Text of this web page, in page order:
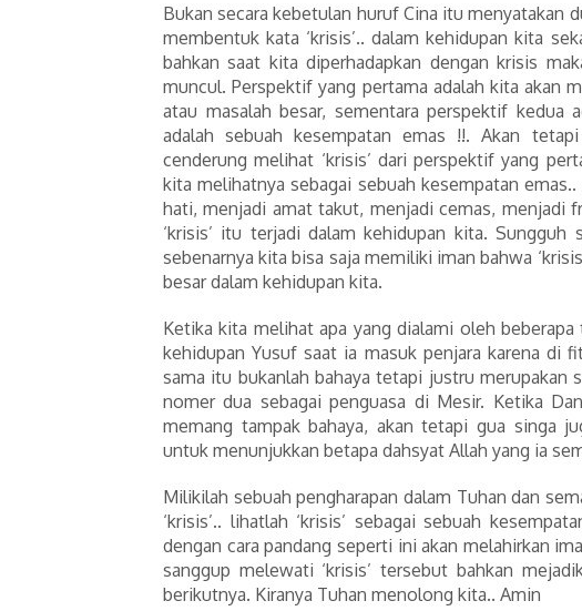
Bukan secara kebetulan huruf Cina itu menyatakan
membentuk kata ‘krisis’.. dalam kehidupan kita
bahkan saat kita diperhadapkan dengan krisis
muncul. Perspektif yang pertama adalah kita akan
atau masalah besar, sementara perspektif kedua
adalah sebuah kesempatan emas !!. Akan
cenderung melihat ‘krisis’ dari perspektif yang
kita melihatnya sebagai sebuah kesempatan
hati, menjadi amat takut, menjadi cemas, menjadi
‘krisis’ itu terjadi dalam kehidupan kita.
sebenarnya kita bisa saja memiliki iman bahwa
besar dalam kehidupan kita.
Ketika kita melihat apa yang dialami oleh
kehidupan Yusuf saat ia masuk penjara karena di
sama itu bukanlah bahaya tetapi justru merupakan
nomer dua sebagai penguasa di Mesir. Ketika
memang tampak bahaya, akan tetapi gua singa
untuk menunjukkan betapa dahsyat Allah yang ia
Milikilah sebuah pengharapan dalam Tuhan dan
‘krisis’.. lihatlah ‘krisis’ sebagai sebuah
dengan cara pandang seperti ini akan melahirkan
sanggup melewati ‘krisis’ tersebut bahkan
berikutnya. Kiranya Tuhan menolong kita.. Amin